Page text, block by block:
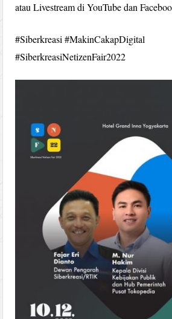
atau Livestream di YouTube dan
#Siberkreasi #MakinCakapDigital
#SiberkreasiNetizenFair2022